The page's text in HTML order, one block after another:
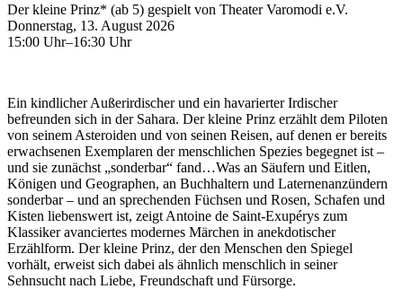
Der kleine Prinz* (ab 5) gespielt von Theater Varomodi e.V.
Donnerstag, 13. August 2026
15:00 Uhr–16:30 Uhr
Ein kindlicher Außerirdischer und ein havarierter Irdischer
befreunden sich in der Sahara. Der kleine Prinz erzählt dem Piloten
von seinem Asteroiden und von seinen Reisen, auf denen er bereits
erwachsenen Exemplaren der menschlichen Spezies begegnet ist –
und sie zunächst „sonderbar“ fand…Was an Säufern und Eitlen,
Königen und Geographen, an Buchhaltern und Laternenanzündern
sonderbar – und an sprechenden Füchsen und Rosen, Schafen und
Kisten liebenswert ist, zeigt Antoine de Saint-Exupérys zum
Klassiker avanciertes modernes Märchen in anekdotischer
Erzählform. Der kleine Prinz, der den Menschen den Spiegel
vorhält, erweist sich dabei als ähnlich menschlich in seiner
Sehnsucht nach Liebe, Freundschaft und Fürsorge.